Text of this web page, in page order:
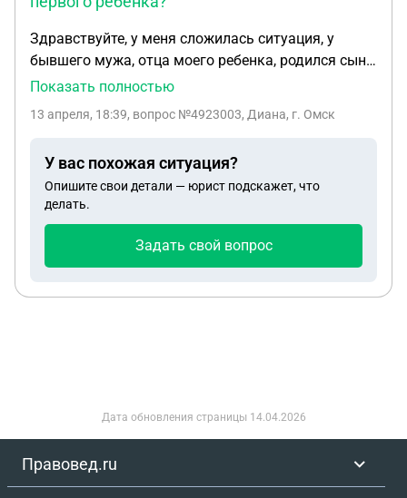
Здравствуйте, у меня сложилась ситуация, у
бывшего мужа, отца моего ребенка, родился сын
и его незаконная жена подала на алименты, с тем
зарплата позволяет платить по 25% каждому
жена бывшего мужа беременна и у них будет
второй ребенок. Повлияет ли появление еще
одного ребенка на процент моих алиментов т.к
процент я буду получать в итогу
Показать полностью
13 апреля, 18:39, вопрос №4923003, Диана, г. Омск
У вас похожая ситуация?
Опишите свои детали — юрист подскажет, что
делать.
Задать свой вопрос
Дата обновления страницы 14.04.2026
Правовед.ru